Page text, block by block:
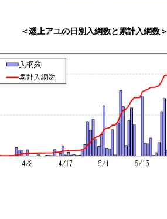
＜遡上アユの日別入網数と累計入網数＞